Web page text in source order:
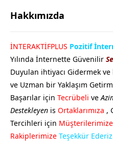
konuya kullanıcılar tarafından
SEO desteği almanız oldukça
önemlidir. Bu...
Hakkımızda
İNTERAKTİFPLUS Pozitif
Yılında İnternette Güvenilir
Duyulan ihtiyacı Gidermek
ve Uzman bir Yaklaşım
Başarılar için Tecrübeli ve
Destekleyen is Ortaklarımıza ,
Tercihleri için Müşterilerimize
Rakiplerimize Teşekkür
GÖKHAN